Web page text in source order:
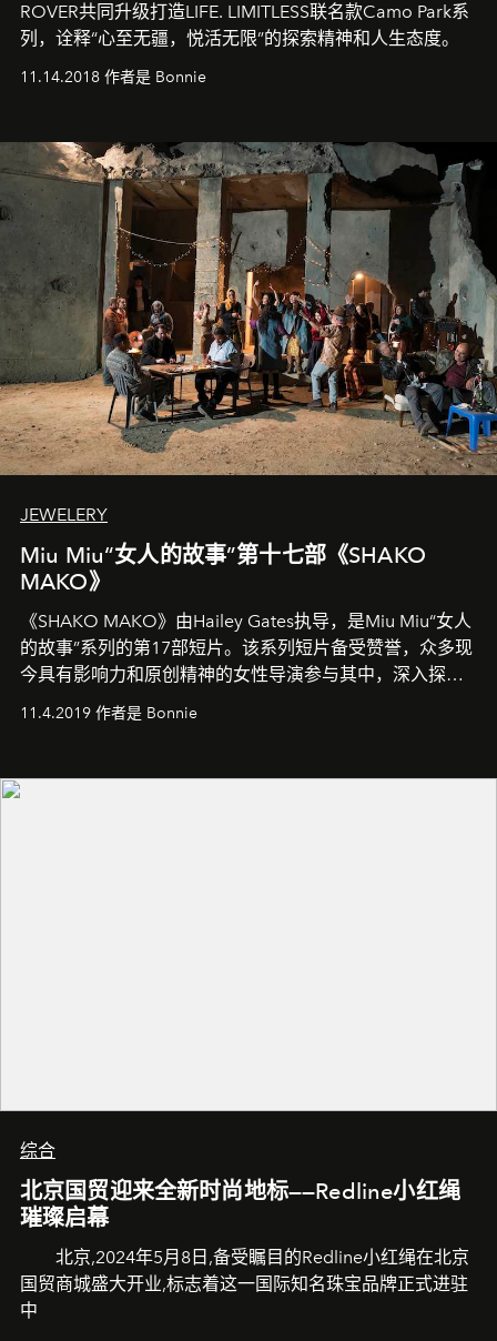
ROVER共同升级打造LIFE. LIMITLESS联名款Camo Park系
列，诠释“心至无疆，悦活无限”的探索精神和人生态度。
11.14.2018 作者是 Bonnie
JEWELERY
Miu Miu“女人的故事”第十七部《SHAKO
MAKO》
《SHAKO MAKO》由Hailey Gates执导，是Miu Miu“女人
的故事”系列的第17部短片。该系列短片备受赞誉，众多现
今具有影响力和原创精神的女性导演参与其中，深入探索
21世纪的空虚浮华与女性本质。
11.4.2019 作者是 Bonnie
综合
北京国贸迎来全新时尚地标——Redline小红绳
璀璨启幕
北京,2024年5月8日,备受瞩目的Redline小红绳在北京
国贸商城盛大开业,标志着这一国际知名珠宝品牌正式进驻
中